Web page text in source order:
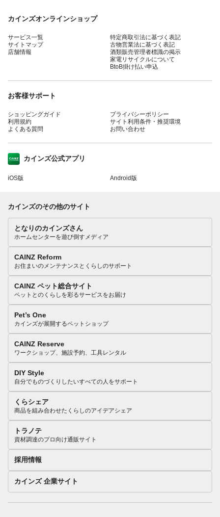
カインズオンラインショップ
サービス一覧
サイトマップ
店舗情報
特定商取引法に基づく表記
古物営業法に基づく表記
酒類販売管理者標識の掲示
家電リサイクルについて
BtoB掛け払い申込
お客様サポート
ショッピングガイド
利用規約
よくある質問
プライバシーポリシー
サイト利用条件・推奨環境
お問い合わせ
カインズ公式アプリ
iOS版 Android版
カインズのその他のサイト
となりのカインズさん
ホームセンターを遊び倒すメディア
CAINZ Reform
お住まいのメンテナンスとくらしのサポート
CAINZ ペット総合サイト
ペットとのくらしを彩るサービスをお届け
Pet’s One
カインズが展開するペットショップ
CAINZ Reserve
ワークショップ、施設予約、工具レンタル
DIY Style
自分でものづくりしたいすべての人をサポート
くらシェア
商品を組み合わせたくらしのアイデアシェア
トラノテ
資材調達のプロ向け通販サイト
採用情報
カインズ 企業サイト